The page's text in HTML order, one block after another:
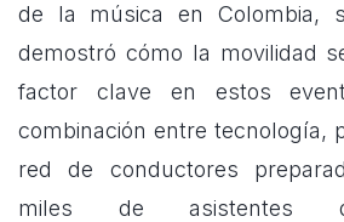
de la música en Colombia,
demostró cómo la movilidad
factor clave en estos
combinación entre tecnología,
red de conductores
miles de asistentes